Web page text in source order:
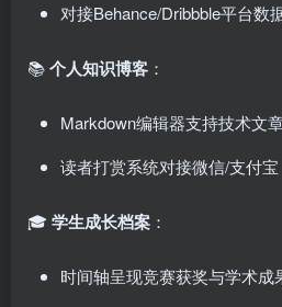
对接Behance/Dribbble平台数
📚 ​个人知识博客 ：
Markdown编辑器支持技术文
读者打赏系统对接微信/支付宝
🎓 ​ 学生成长档案 ：
时间轴呈现竞赛获奖与学术成